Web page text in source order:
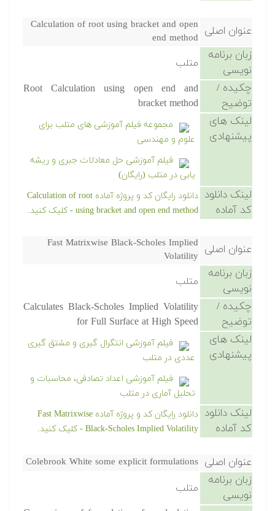
عنوان اصلی Calculation of root using bracket and open
end method
زبان برنامه
نویسی
متلب
چکیده /
توضیح
Root Calculation using open end and
bracket method
لینک های
پیشنهادی
مجموعه فیلم آموزشی های متلب برای
علوم و مهندسی
فیلم آموزشی حل معادلات جبری و ریشه
یابی در متلب (رایگان)
لینک دانلود
کد آماده
دانلود رایگان کد و پروژه آماده Calculation of root
using bracket and open end method - کلیک کنید.
عنوان اصلی Fast Matrixwise Black-Scholes Implied
Volatility
زبان برنامه
نویسی
متلب
چکیده /
توضیح
Calculates Black-Scholes Implied Volatility
for Full Surface at High Speed
لینک های
پیشنهادی
فیلم آموزشی انتگرال گیری و مشتق گیری
عددی در متلب
فیلم آموزشی اعداد تصادفی، محاسبات و
تحلیل آماری در متلب
لینک دانلود
کد آماده
دانلود رایگان کد و پروژه آماده Fast Matrixwise
Black-Scholes Implied Volatility - کلیک کنید.
عنوان اصلی Colebrook White some explicit formulations
زبان برنامه
نویسی
متلب